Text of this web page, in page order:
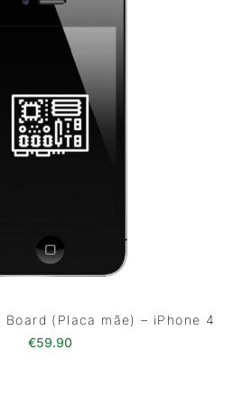
Board (Placa mãe) – iPhone 4
€59.90